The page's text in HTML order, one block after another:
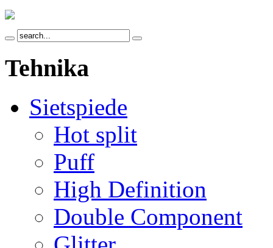
Tehnika
Sietspiede
Hot split
Puff
High Definition
Double Component